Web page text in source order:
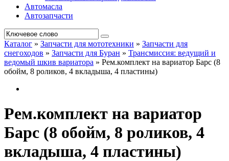
Автомасла
Автозапчасти
Каталог » Запчасти для мототехники » Запчасти для
снегоходов » Запчасти для Буран » Трансмиссия: ведущий и
ведомый шкив вариатора » Рем.комплект на вариатор Барс (8
обойм, 8 роликов, 4 вкладыша, 4 пластины)
Рем.комплект на вариатор
Барс (8 обойм, 8 роликов, 4
вкладыша, 4 пластины)